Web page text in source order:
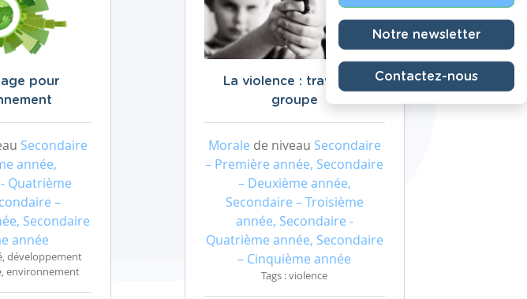
pour
Secondaire
année,
Quatrième
–
Secondaire
année
développement
environnement
La violence : travail de
groupe
Morale de niveau Secondaire
– Première année, Secondaire
– Deuxième année,
Secondaire – Troisième
année, Secondaire -
Quatrième année, Secondaire
– Cinquième année
Tags : violence
Notre newsletter
Contactez-nous